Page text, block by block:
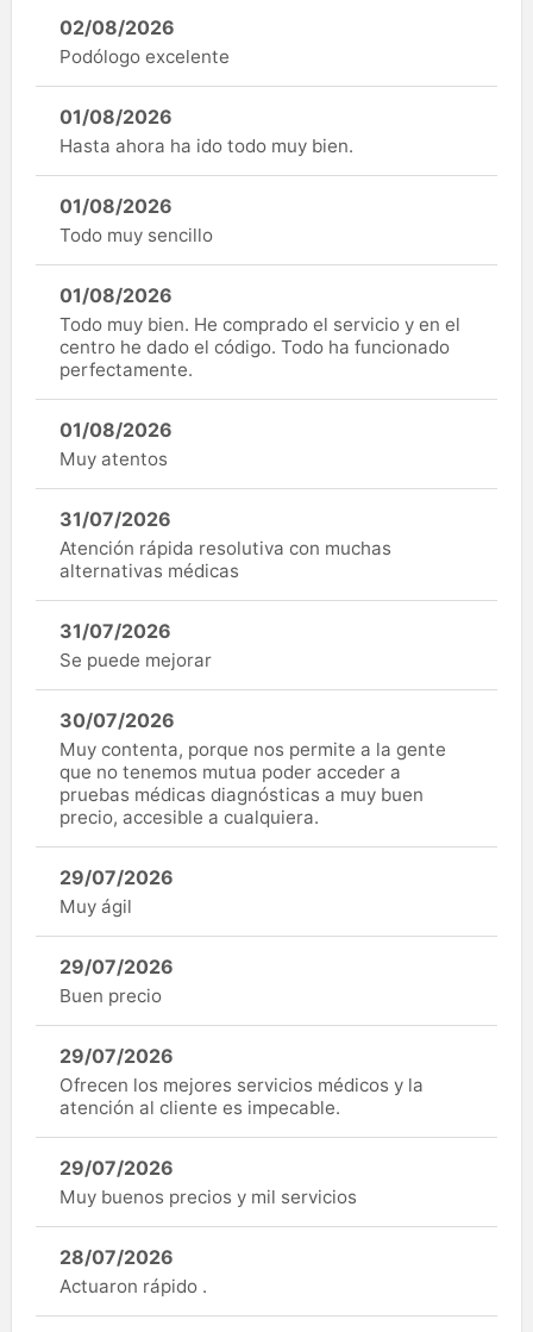
02/08/2026
Podólogo excelente
01/08/2026
Hasta ahora ha ido todo muy bien.
01/08/2026
Todo muy sencillo
01/08/2026
Todo muy bien. He comprado el servicio y en el
centro he dado el código. Todo ha funcionado
perfectamente.
01/08/2026
Muy atentos
31/07/2026
Atención rápida resolutiva con muchas
alternativas médicas
31/07/2026
Se puede mejorar
30/07/2026
Muy contenta, porque nos permite a la gente
que no tenemos mutua poder acceder a
pruebas médicas diagnósticas a muy buen
precio, accesible a cualquiera.
29/07/2026
Muy ágil
29/07/2026
Buen precio
29/07/2026
Ofrecen los mejores servicios médicos y la
atención al cliente es impecable.
29/07/2026
Muy buenos precios y mil servicios
28/07/2026
Actuaron rápido .